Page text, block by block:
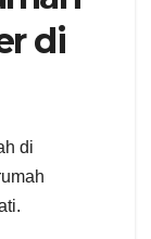
di
di